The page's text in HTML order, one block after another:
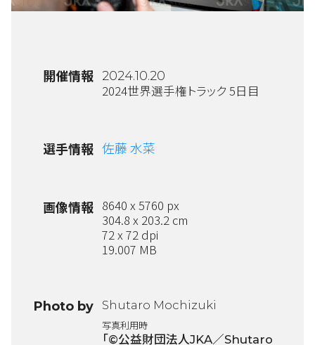
開催情報 2024.10.20
2024世界選手権トラック 5日目
選手情報 佐藤 水菜
画像情報 8640 x 5760 px
304.8 x 203.2 cm
72 x 72 dpi
19.007 MB
Photo by Shutaro Mochizuki
写真利用時
「©公益財団法人JKA／Shutaro